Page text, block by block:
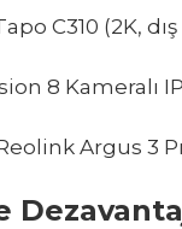
C310 (2K,
8 Kameralı
Argus 3